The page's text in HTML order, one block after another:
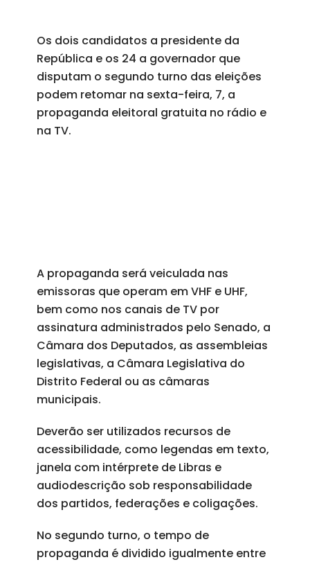
Os dois candidatos a presidente da
República e os 24 a governador que
disputam o segundo turno das eleições
podem retomar na sexta-feira, 7, a
propaganda eleitoral gratuita no rádio e
na TV.
A propaganda será veiculada nas
emissoras que operam em VHF e UHF,
bem como nos canais de TV por
assinatura administrados pelo Senado, a
Câmara dos Deputados, as assembleias
legislativas, a Câmara Legislativa do
Distrito Federal ou as câmaras
municipais.
Deverão ser utilizados recursos de
acessibilidade, como legendas em texto,
janela com intérprete de Libras e
audiodescrição sob responsabilidade
dos partidos, federações e coligações.
No segundo turno, o tempo de
propaganda é dividido igualmente entre